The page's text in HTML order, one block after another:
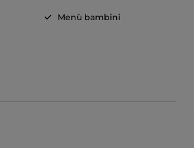
Menù bambini